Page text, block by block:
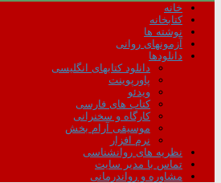
خانه
کتابخانه
نوشته ها
آزمونهای روانی
دانلودها
دانلود کتابهای انگلیسی
پاورپوینت
ویدئو
کتاب های فارسی
کارگاه و سخنرانی
موسیقی آرام بخش
نرم افزار
نظریه های روانشناسی
تماس با مدیر سایت
مشاوره و رواندرمانی